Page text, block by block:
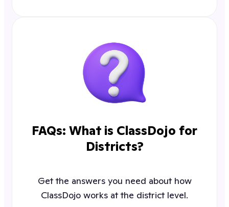
FAQs: What is ClassDojo for
Districts?
Get the answers you need about how
ClassDojo works at the district level.